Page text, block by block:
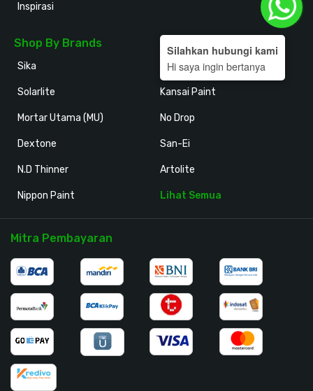
Inspirasi
Shop By Brands
Sika
Solarlite
Mortar Utama (MU)
Dextone
N.D Thinner
Nippon Paint
Holodeck
Kansai Paint
No Drop
San-Ei
Artolite
Lihat Semua
Mitra Pembayaran
Silahkan hubungi kami
Hi saya ingin bertanya